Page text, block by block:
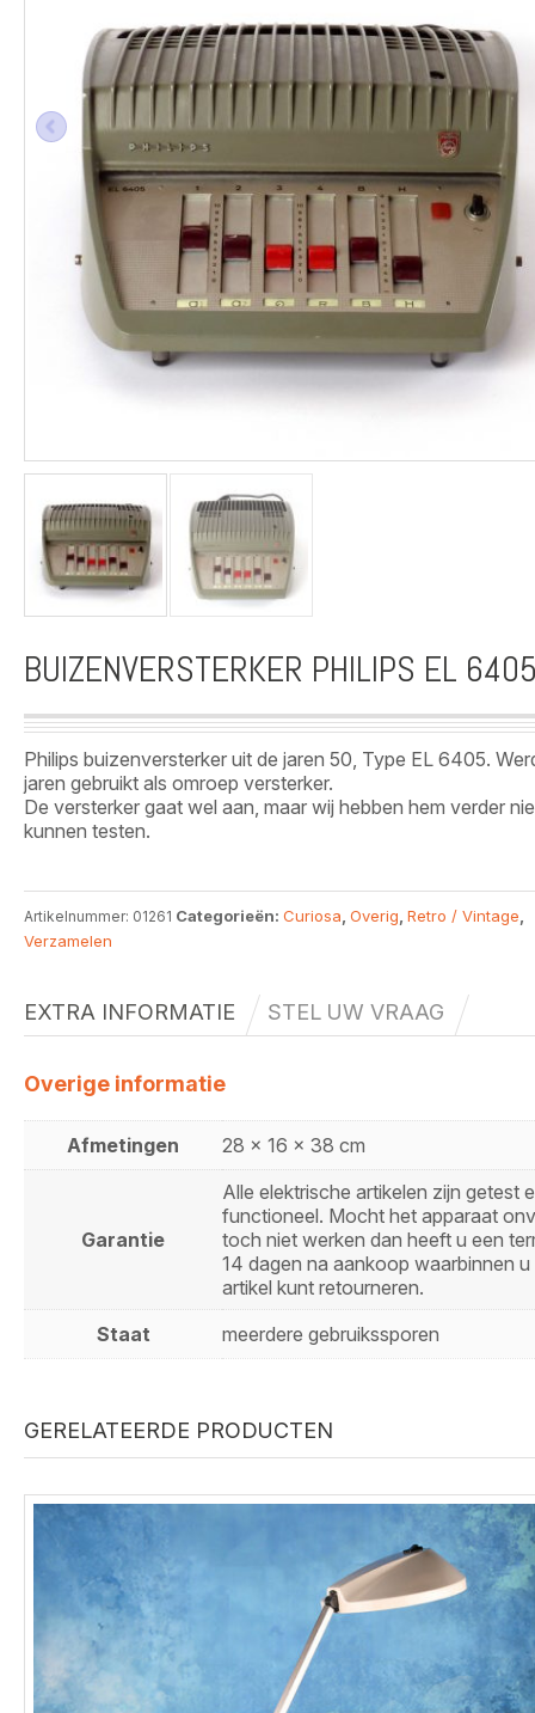
BUIZENVERSTERKER PHILIPS EL
Philips buizenversterker uit de jaren 50, Type EL 6405.
jaren gebruikt als omroep versterker.
De versterker gaat wel aan, maar wij hebben hem verder
kunnen testen.
Artikelnummer: 01261 Categorieën: Curiosa, Overig, Retro / Vintage,
Verzamelen
EXTRA INFORMATIE STEL UW VRAAG
Overige informatie
Afmetingen 28 x 16 x 38 cm
Garantie
Alle elektrische artikelen zijn getest
functioneel. Mocht het apparaat
toch niet werken dan heeft u een
14 dagen na aankoop waarbinnen u
artikel kunt retourneren.
Staat
meerdere gebruikssporen
GERELATEERDE PRODUCTEN